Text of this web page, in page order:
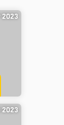
2023
2023